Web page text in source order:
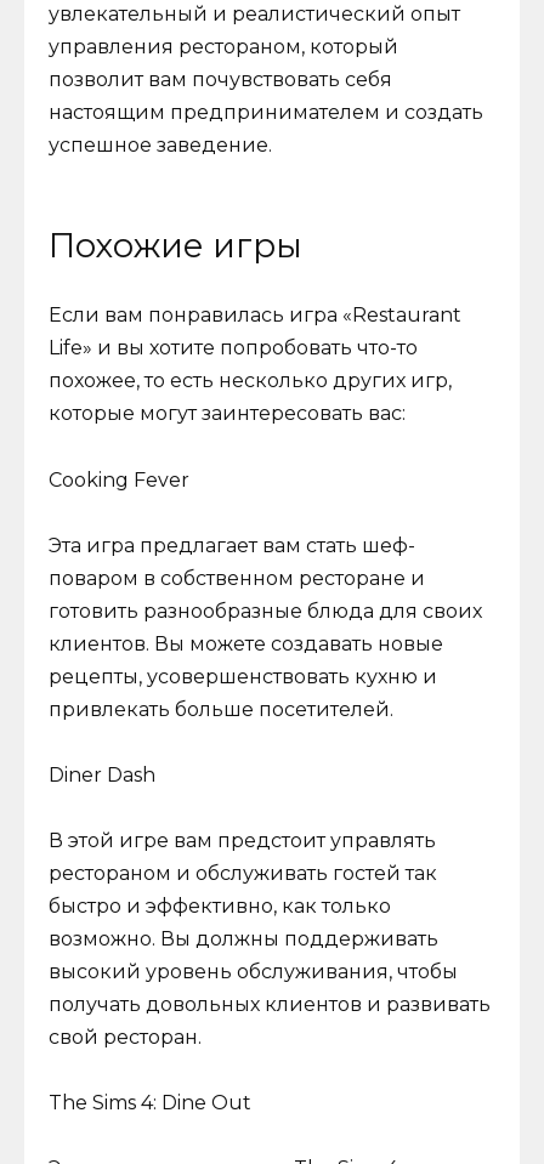
увлекательный и реалистический опыт
управления рестораном, который
позволит вам почувствовать себя
настоящим предпринимателем и создать
успешное заведение.
Похожие игры
Если вам понравилась игра «Restaurant
Life» и вы хотите попробовать что-то
похожее, то есть несколько других игр,
которые могут заинтересовать вас:
Cooking Fever
Эта игра предлагает вам стать шеф-
поваром в собственном ресторане и
готовить разнообразные блюда для своих
клиентов. Вы можете создавать новые
рецепты, усовершенствовать кухню и
привлекать больше посетителей.
Diner Dash
В этой игре вам предстоит управлять
рестораном и обслуживать гостей так
быстро и эффективно, как только
возможно. Вы должны поддерживать
высокий уровень обслуживания, чтобы
получать довольных клиентов и развивать
свой ресторан.
The Sims 4: Dine Out